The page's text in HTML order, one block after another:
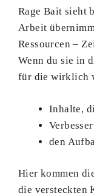
Rage Bait sieht
Arbeit
Ressourcen –
Wenn du sie in
für die wirklich
Inhalte,
den
Hier kommen
die versteckten